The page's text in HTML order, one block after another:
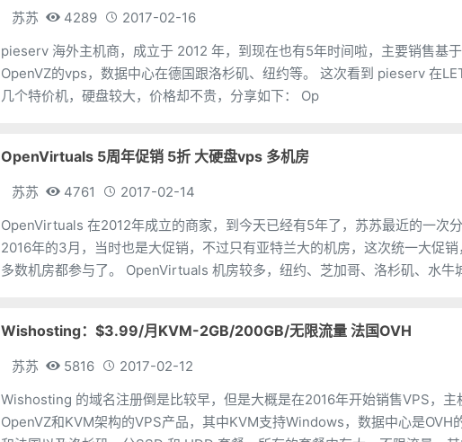
苏苏 4289
2017-02-16
pieserv 海外主机商，成立于 2012 年，到现在也有5年时间啦，主要销售基
OpenVZ的vps，数据中心在德国跟洛杉矶、纽约等。 这次看到 pieserv 在LET发布了
几个特价机，硬盘较大，价格却不贵，分享如下： Op
OpenVirtuals 5周年促销 5折 大硬盘vps 多机房
苏苏 4761
2017-02-14
OpenVirtuals 在2012年成立的商家，到今天已经有5年了，苏苏最近的一次
2016年的3月，当时也是大促销，不过只有亚特兰大的机房，这次统一大促销
多数机房都参与了。 OpenVirtuals 机房较多，纽约、芝加哥、洛杉矶、水牛城、达拉
Wishosting：$3.99/月KVM-2GB/200GB/无限流量 法国OVH
苏苏 5816
2017-02-12
Wishosting 的域名注册倒是比较早，但是大概是在2016年开始销售VPS，主
OpenVZ和KVM架构的VPS产品，其中KVM支持Windows，数据中心是OVH